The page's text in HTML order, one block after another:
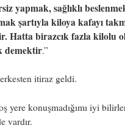
yapmak, sağlıklı
şartıyla kiloya kafayı
Hatta birazcık fazla kilolu
demektir.”
itiraz geldi.
yere konuşmadığımı iyi
vardır.